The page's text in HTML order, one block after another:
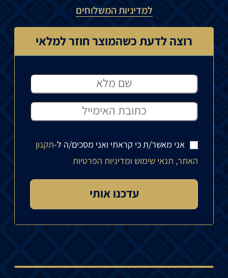
למדיניות המשלוחים
רוצה לדעת כשהמוצר חוזר למלאי
אני מאשר/ת כי קראתי ואני מסכים/ה ל-תקנון
האתר, תנאי שימוש ומדיניות הפרטיות